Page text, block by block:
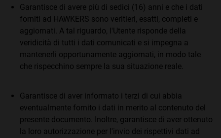
Garantisce di avere più di sedici (16) anni e che i dati
forniti ad HAWKERS sono veritieri, esatti, completi e
aggiornati. A tal riguardo, l'Utente risponde della
veridicità di tutti i dati comunicati e si impegna a
mantenerli opportunamente aggiornati, in modo tale
che rispecchino sempre la sua situazione reale.
Garantisce di aver informato i terzi di cui abbia
eventualmente fornito i dati in merito al contenuto del
presente documento. Inoltre, garantisce di aver ottenuto
la loro autorizzazione per l'invio dei rispettivi dati ad